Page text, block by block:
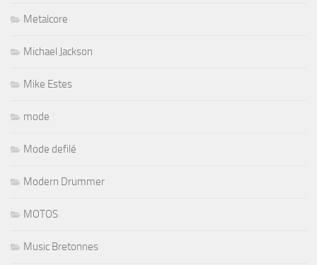
Metalcore
Michael Jackson
Mike Estes
mode
Mode defilé
Modern Drummer
MOTOS
Music Bretonnes